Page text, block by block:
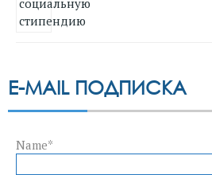
E-MAIL ПОДПИСКА
Name*